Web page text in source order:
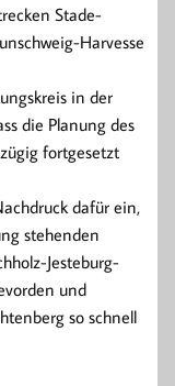
Stade-
Harvesse
in der
die Planung des
fortgesetzt
dafür ein,
stehenden
Jesteburg-
und
so schnell